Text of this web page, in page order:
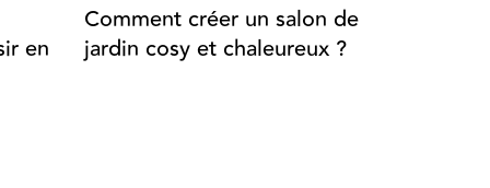
en
Comment créer un salon de
jardin cosy et chaleureux ?